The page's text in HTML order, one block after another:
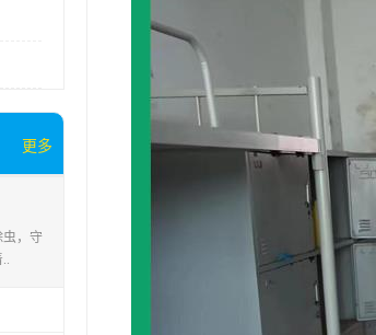
更多
虫，守